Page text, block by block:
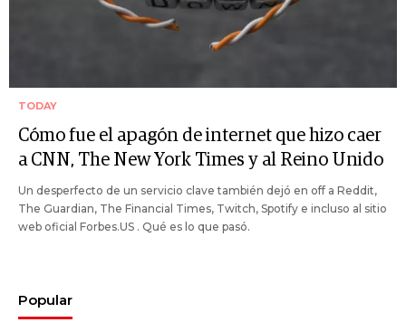
TODAY
Cómo fue el apagón de internet que hizo caer
a CNN, The New York Times y al Reino Unido
Un desperfecto de un servicio clave también dejó en off a Reddit,
The Guardian, The Financial Times, Twitch, Spotify e incluso al sitio
web oficial Forbes.US . Qué es lo que pasó.
Popular